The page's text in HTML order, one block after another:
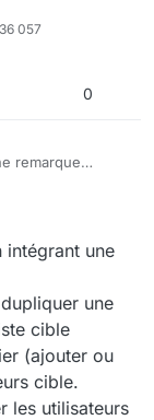
057
0
remarque
dans unede la
intégrant une
une
cible
(ajouter ou
cible.
les utilisateurs